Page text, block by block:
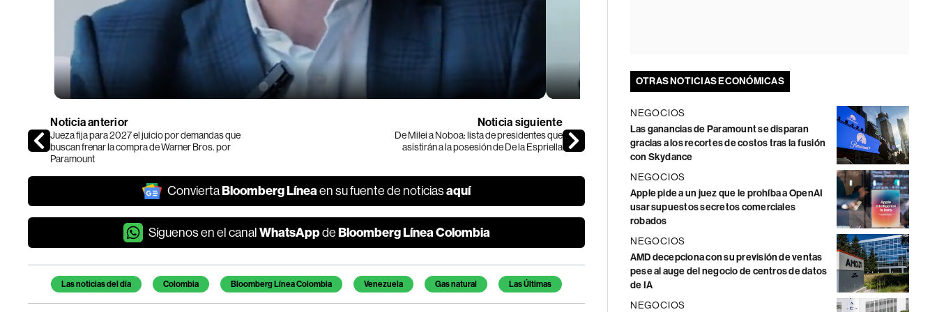
Noticia anterior
Jueza fija para 2027 el juicio por demandas que
buscan frenar la compra de Warner Bros. por
Paramount
Noticia siguiente
De Milei a Noboa: lista de presidentes que
asistirán a la posesión de De la Espriella
ConviertaBloomberg Líneaen su fuente de noticiasaquí
Síguenos en el canal WhatsAppde Bloomberg Línea Colombia
Temas de este artículo
Las noticias del día Colombia Bloomberg Línea Colombia Venezuela Gas natural Las Últimas
OTRAS NOTICIAS ECONÓMICAS
NEGOCIOS
Las ganancias de Paramount se disparan
gracias a los recortes de costos tras la fusión
con Skydance
NEGOCIOS
Apple pide a un juez que le prohíba a OpenAI
usar supuestos secretos comerciales
robados
NEGOCIOS
AMD decepciona con su previsión de ventas
pese al auge del negocio de centros de datos
de IA
NEGOCIOS